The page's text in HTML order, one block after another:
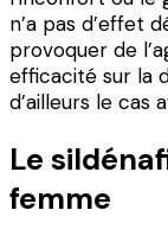
n’a pas d’effet
provoquer de
efficacité sur la
d’ailleurs le cas
Le
femme